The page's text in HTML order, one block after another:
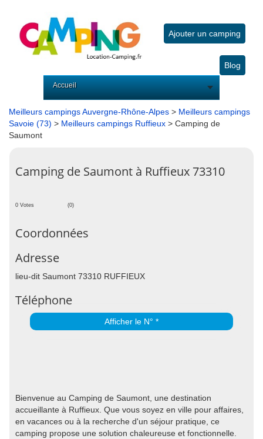
Ajouter un camping
Blog
Accueil
Meilleurs campings Auvergne-Rhône-Alpes > Meilleurs campings
Savoie (73) > Meilleurs campings Ruffieux > Camping de
Saumont
Camping de Saumont à Ruffieux 73310
0 Votes (0)
Coordonnées
Adresse
lieu-dit Saumont 73310 RUFFIEUX
Téléphone
Afficher le N° *
Bienvenue au Camping de Saumont, une destination
accueillante à Ruffieux. Que vous soyez en ville pour affaires,
en vacances ou à la recherche d'un séjour pratique, ce
camping propose une solution chaleureuse et fonctionnelle.